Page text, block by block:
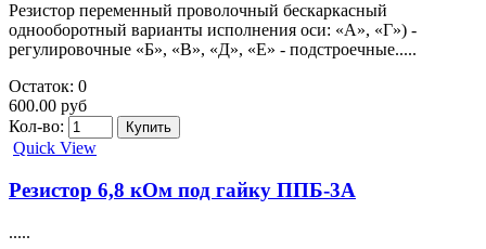
Резистор переменный проволочный бескаркасный
однооборотный варианты исполнения оси: «А», «Г») -
регулировочные «Б», «В», «Д», «Е» - подстроечные.....
Остаток: 0
600.00 руб
Кол-во:
Quick View
Резистор 6,8 кОм под гайку ППБ-3А
.....